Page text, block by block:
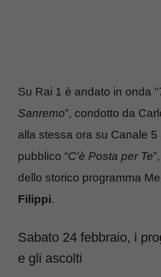
Su Rai 1 è andato in onda “
Sanremo”, condotto da
alla stessa ora su Canale 5
pubblico “C’è Posta per Te
dello storico programma
Filippi.
Sabato 24 febbraio, i
e gli ascolti